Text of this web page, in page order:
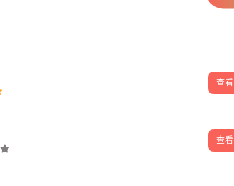
查看
查看